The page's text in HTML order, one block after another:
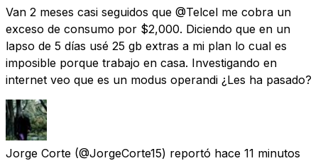
Van 2 meses casi seguidos que @Telcel me cobra un
exceso de consumo por $2,000. Diciendo que en un
lapso de 5 días usé 25 gb extras a mi plan lo cual es
imposible porque trabajo en casa. Investigando en
internet veo que es un modus operandi ¿Les ha pasado?
Jorge Corte (@JorgeCorte15) reportó hace 11 minutos